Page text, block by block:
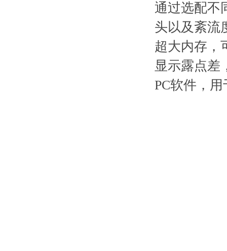
通过选配不
头以及紊流
超大内存，
显示露点差
PC软件，